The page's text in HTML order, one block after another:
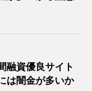
融資優良サイト
は闇金が多いか